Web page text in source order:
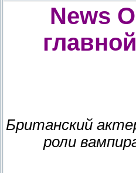
News
Британский
роли